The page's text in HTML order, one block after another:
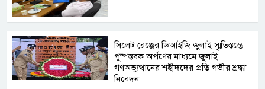
সিলেট রেঞ্জের ডিআইজি জুলাই স্মৃতিস্তম্ভে
পুষ্পস্তবক অর্পণের মাধ্যমে জুলাই
গণঅভ্যুত্থানের শহীদদের প্রতি গভীর শ্রদ্ধা
নিবেদন